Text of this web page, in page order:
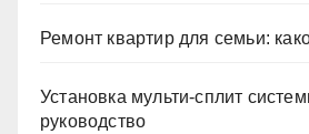
Ремонт квартир для семьи:
Установка мульти-сплит
руководство